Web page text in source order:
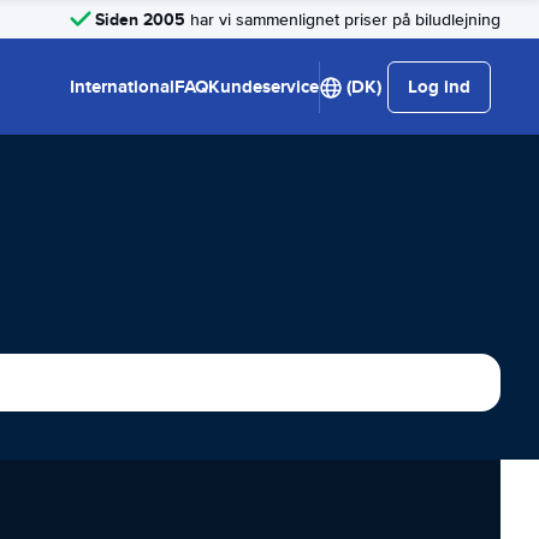
Siden 2005 har vi sammenlignet priser på biludlejning
InternationalFAQKundeservice (DK) Log ind